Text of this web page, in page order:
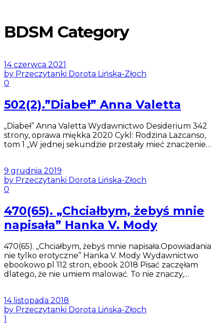
BDSM Category
14 czerwca 2021
by Przeczytanki Dorota Lińska-Złoch
0
502(2).”Diabeł” Anna Valetta
„Diabeł” Anna Valetta Wydawnictwo Desiderium 342
strony, oprawa miękka 2020 Cykl: Rodzina Lazcanso,
tom 1 „W jednej sekundzie przestały mieć znaczenie…
9 grudnia 2019
by Przeczytanki Dorota Lińska-Złoch
0
470(65). „Chciałbym, żebyś mnie
napisała” Hanka V. Mody
470(65). „Chciałbym, żebyś mnie napisała.Opowiadania
nie tylko erotyczne” Hanka V. Mody Wydawnictwo
ebookowo.pl 112 stron, ebook 2018 Pisać zaczęłam
dlatego, że nie umiem malować. To nie znaczy,…
14 listopada 2018
by Przeczytanki Dorota Lińska-Złoch
1